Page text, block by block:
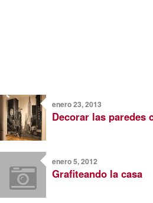
enero 23, 2013
Decorar las paredes
enero 5, 2012
Grafiteando la casa